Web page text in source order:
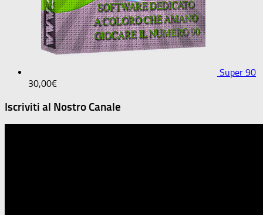
Super 90
30,00€
Iscriviti al Nostro Canale